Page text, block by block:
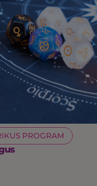
PROGRAM